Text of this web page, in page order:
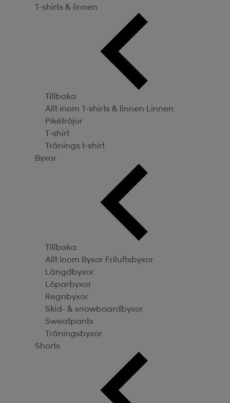
T-shirts & linnen
Tillbaka
Allt inom T-shirts & linnen Linnen
Pikétröjor
T-shirt
Tränings t-shirt
Byxor
Tillbaka
Allt inom Byxor Friluftsbyxor
Längdbyxor
Löparbyxor
Regnbyxor
Skid- & snowboardbyxor
Sweatpants
Träningsbyxor
Shorts